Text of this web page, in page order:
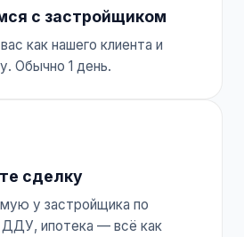
с застройщиком
как нашего клиента и
Обычно 1 день.
сделку
у застройщика по
ипотека — всё как